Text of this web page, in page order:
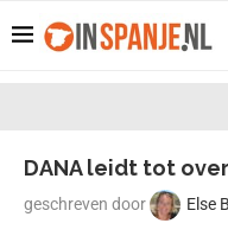
DANA leidt tot
geschreven door Else